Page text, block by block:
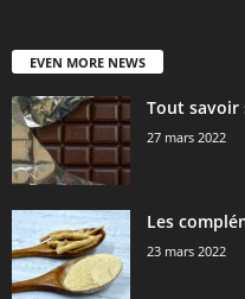
EVEN MORE NEWS
Tout savoir
27 mars 2022
Les
23 mars 2022